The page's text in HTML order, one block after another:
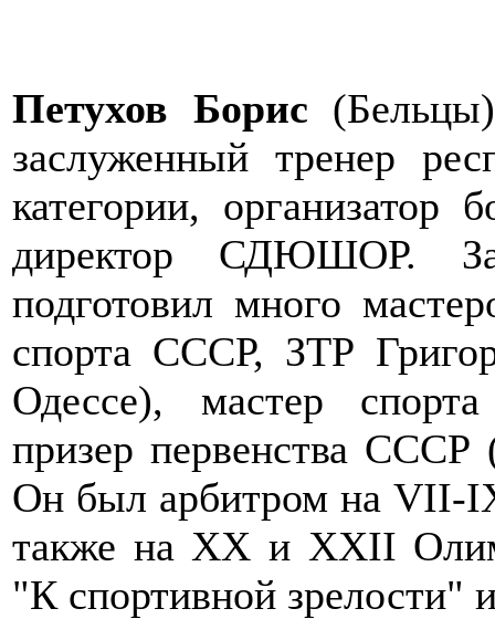
Петухов Борис
заслуженный тренер
категории,
директор СДЮШОР.
подготовил много
спорта СССР, ЗТР
Одессе), мастер
призер первенства
Он был арбитром на VII-
также на XX и XXII
"К спортивной зрелости"